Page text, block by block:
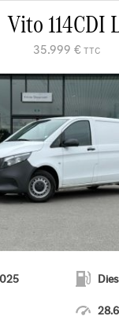
Vito 114CDI
35.999 € TTC